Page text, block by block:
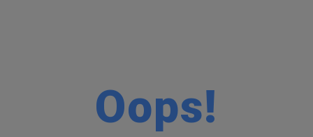
Oops!